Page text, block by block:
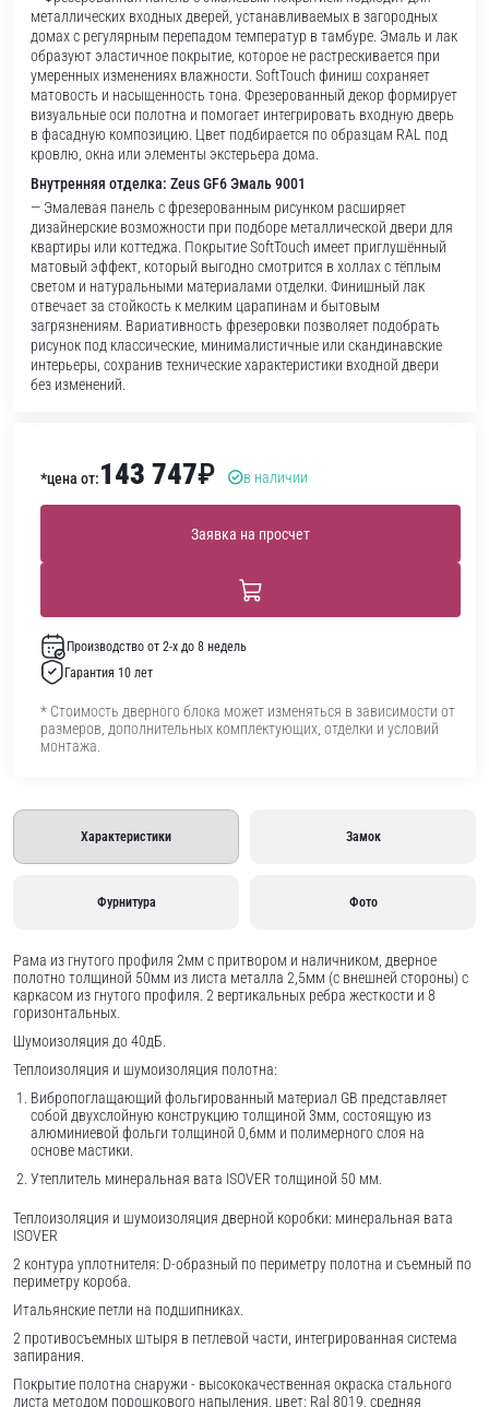
металлических входных дверей, устанавливаемых в загородных
домах с регулярным перепадом температур в тамбуре. Эмаль и лак
образуют эластичное покрытие, которое не растрескивается при
умеренных изменениях влажности. SoftTouch финиш сохраняет
матовость и насыщенность тона. Фрезерованный декор формирует
визуальные оси полотна и помогает интегрировать входную дверь
в фасадную композицию. Цвет подбирается по образцам RAL под
кровлю, окна или элементы экстерьера дома.
Внутренняя отделка: Zeus GF6 Эмаль 9001
— Эмалевая панель с фрезерованным рисунком расширяет
дизайнерские возможности при подборе металлической двери для
квартиры или коттеджа. Покрытие SoftTouch имеет приглушённый
матовый эффект, который выгодно смотрится в холлах с тёплым
светом и натуральными материалами отделки. Финишный лак
отвечает за стойкость к мелким царапинам и бытовым
загрязнениям. Вариативность фрезеровки позволяет подобрать
рисунок под классические, минималистичные или скандинавские
интерьеры, сохранив технические характеристики входной двери
без изменений.
*цена от:143 747₽ в наличии
Заявка на просчет
Производство от 2-х до 8 недель
Гарантия 10 лет
* Стоимость дверного блока может изменяться в зависимости от
размеров, дополнительных комплектующих, отделки и условий
монтажа.
Характеристики Замок
Фурнитура Фото
Рама из гнутого профиля 2мм с притвором и наличником, дверное
полотно толщиной 50мм из листа металла 2,5мм (с внешней стороны) c
каркасом из гнутого профиля. 2 вертикальных ребра жесткости и 8
горизонтальных.
Шумоизоляция до 40дБ.
Теплоизоляция и шумоизоляция полотна:
Вибропоглащающий фольгированный материал GB представляет
собой двухслойную конструкцию толщиной 3мм, состоящую из
алюминиевой фольги толщиной 0,6мм и полимерного слоя на
основе мастики.
Утеплитель минеральная вата ISOVER толщиной 50 мм.
Теплоизоляция и шумоизоляция дверной коробки: минеральная вата
ISOVER
2 контура уплотнителя: D-образный по периметру полотна и съемный по
периметру короба.
Итальянские петли на подшипниках.
2 противосъемных штыря в петлевой части, интегрированная система
запирания.
Покрытие полотна снаружи - высококачественная окраска стального
листа методом порошкового напыления, цвет: Ral 8019, средняя